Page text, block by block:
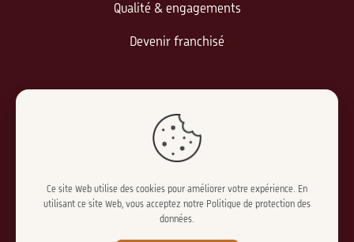
Qualité & engagements
Devenir franchisé
Politique de confidentialité
Mentions légales
Ce site Web utilise des cookies pour améliorer votre expérience. En
utilisant ce site Web, vous acceptez notre Politique de protection des
données.